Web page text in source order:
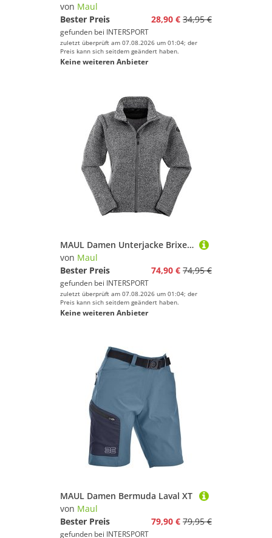
von Maul
Bester Preis
28,90 € 34,95 €
gefunden bei INTERSPORT
zuletzt überprüft am 07.08.2026 um 01:04; der
Preis kann sich seitdem geändert haben.
Keine weiteren Anbieter
MAUL Damen Unterjacke Brixen 2.0 Strickfleecejacke
von Maul
Bester Preis
74,90 € 74,95 €
gefunden bei INTERSPORT
zuletzt überprüft am 07.08.2026 um 01:04; der
Preis kann sich seitdem geändert haben.
Keine weiteren Anbieter
MAUL Damen Bermuda Laval XT
von Maul
Bester Preis
79,90 € 79,95 €
gefunden bei INTERSPORT